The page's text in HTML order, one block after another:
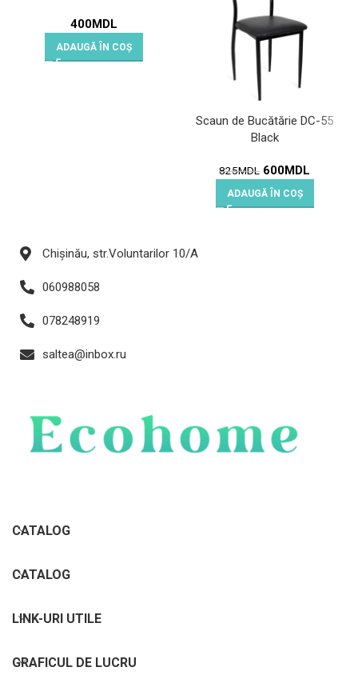
400MDL
ADAUGĂ ÎN COȘ
Scaun de Bucătărie DC-55
Black
825MDL 600MDL
ADAUGĂ ÎN COȘ
Chișinău, str.Voluntarilor 10/A
060988058
078248919
saltea@inbox.ru
CATALOG
CATALOG
LINK-URI UTILE
GRAFICUL DE LUCRU